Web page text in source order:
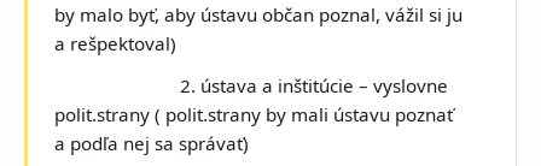
by malo byť, aby ústavu občan poznal, vážil si ju
a rešpektoval)
2. ústava a inštitúcie – vyslovne
polit.strany ( polit.strany by mali ústavu poznať
a podľa nej sa správať)